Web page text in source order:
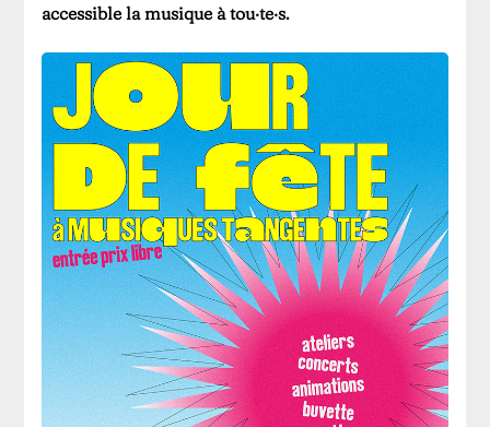
accessible la musique à tou·te·s.